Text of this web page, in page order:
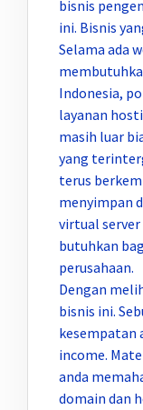
bisnis
ini. Bisnis
Selama ada
Indonesia,
layanan
masih luar
yang
terus
menyimpan
virtual
butuhkan
perusahaan.
Dengan
bisnis ini.
kesempatan
income.
anda
domain dan